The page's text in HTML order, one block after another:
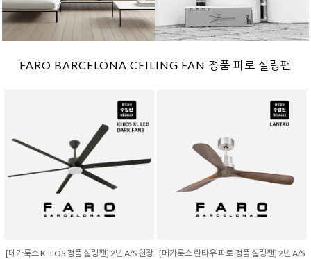
FARO BARCELONA CEILING FAN 정품 파로 실링팬
[메가룩스 KHIOS 정품 실링팬] 2년 A/S 천장 [메가룩스 란타우 파로 정품 실링팬] 2년 A/S